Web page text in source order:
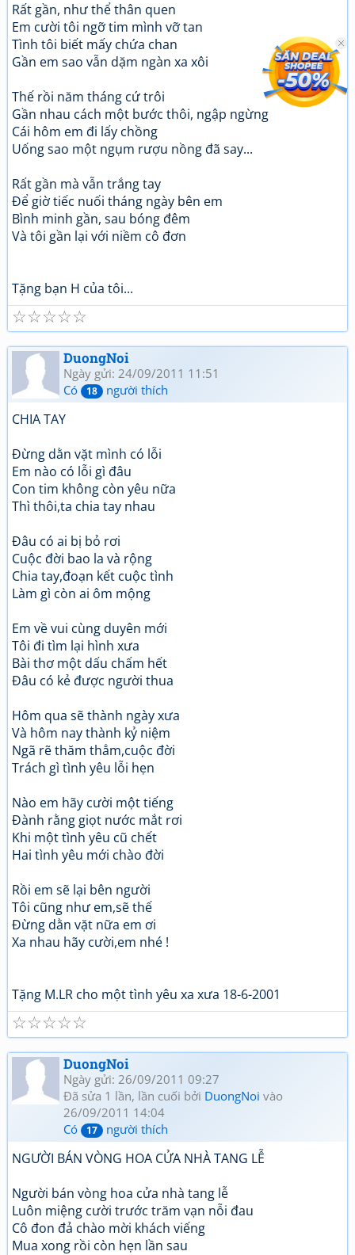
Rất gần, như thể thân quen
Em cười tôi ngỡ tim mình vỡ tan
Tình tôi biết mấy chứa chan
Gần em sao vẫn dặm ngàn xa xôi
Thế rồi năm tháng cứ trôi
Gần nhau cách một bước thôi, ngập ngừng
Cái hôm em đi lấy chồng
Uống sao một ngụm rượu nồng đã say...
Rất gần mà vẫn trắng tay
Để giờ tiếc nuối tháng ngày bên em
Bình minh gần, sau bóng đêm
Và tôi gần lại với niềm cô đơn
Tặng bạn H của tôi...
☆
☆
☆
☆
☆
DuongNoi
Ngày gửi: 24/09/2011 11:51
Có
18 người thích
CHIA TAY
Đừng dằn vặt mình có lỗi
Em nào có lỗi gì đâu
Con tim không còn yêu nữa
Thì thôi,ta chia tay nhau
Đâu có ai bị bỏ rơi
Cuộc đời bao la và rộng
Chia tay,đoạn kết cuộc tình
Làm gì còn ai ôm mộng
Em về vui cùng duyên mới
Tôi đi tìm lại hình xưa
Bài thơ một dấu chấm hết
Đâu có kẻ được người thua
Hôm qua sẽ thành ngày xưa
Và hôm nay thành kỷ niệm
Ngã rẽ thăm thẳm,cuộc đời
Trách gì tình yêu lỗi hẹn
Nào em hãy cười một tiếng
Đành rằng giọt nước mắt rơi
Khi một tình yêu cũ chết
Hai tình yêu mới chào đời
Rồi em sẽ lại bên người
Tôi cũng như em,sẽ thế
Đừng dằn vặt nữa em ơi
Xa nhau hãy cười,em nhé !
Tặng M.LR cho một tình yêu xa xưa 18-6-2001
☆
☆
☆
☆
☆
DuongNoi
Ngày gửi: 26/09/2011 09:27
Đã sửa 1 lần, lần cuối bởi DuongNoi vào
26/09/2011 14:04
Có
17 người thích
NGƯỜI BÁN VÒNG HOA CỬA NHÀ TANG LỄ
Người bán vòng hoa cửa nhà tang lễ
Luôn miệng cười trước trăm vạn nỗi đau
Cô đon đả chào mời khách viếng
Mua xong rồi còn hẹn lần sau